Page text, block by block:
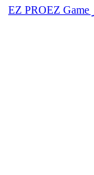
EZ Game